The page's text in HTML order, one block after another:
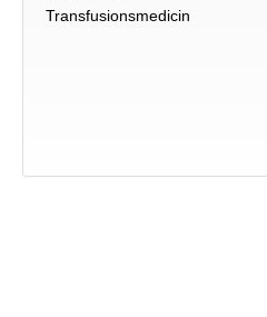
Transfusionsmedicin